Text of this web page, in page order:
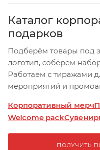
Каталог
подарков
Подберём товары под
логотип, соберём
Работаем с тиражами
мероприятий и
Корпоративный мерч
Welcome pack
ПОЛУЧИТЬ